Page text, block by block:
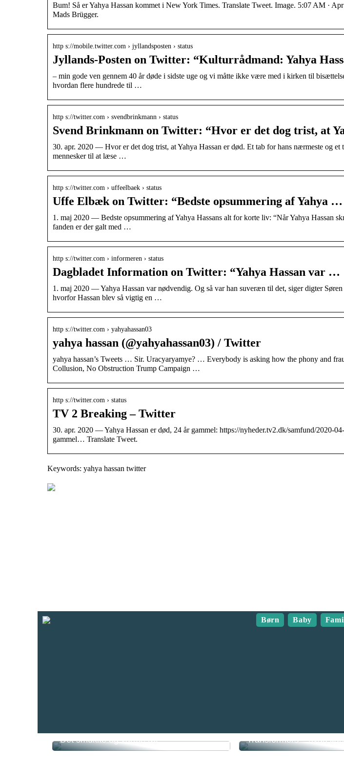
Bum! Så er Yahya Hassan kommet i New York Times. Translate Tweet. Image. 5:07 AM ·
Mads Brügger.
http s://mobile.twitter.com › jyllandsposten › status
Jyllands-Posten on Twitter: “Kulturrådmand: Yahya
– min gode ven gennem 40 år døde i sidste uge og vi måtte ikke være med i kirken til
hvordan flere hundrede til …
http s://twitter.com › svendbrinkmann › status
Svend Brinkmann on Twitter: “Hvor er det dog trist, at
30. apr. 2020 — Hvor er det dog trist, at Yahya Hassan er død. Et tab for hans nærmeste og
mennesker til at læse …
http s://twitter.com › uffeelbaek › status
Uffe Elbæk on Twitter: “Bedste opsummering af Yahya …
1. maj 2020 — Bedste opsummering af Yahya Hassans alt for korte liv: “Når Yahya Hassan
fanden er der galt med …
http s://twitter.com › informeren › status
Dagbladet Information on Twitter: “Yahya Hassan var …
1. maj 2020 — Yahya Hassan var nødvendig. Og så var han suveræn til det, siger digter
hvorfor Hassan blev så vigtig en …
http s://twitter.com › yahyahassan03
yahya hassan (@yahyahassan03) / Twitter
yahya hassan’s Tweets … Sir. Uracyaryamye? … Everybody is asking how the phony and
Collusion, No Obstruction Trump Campaign …
http s://twitter.com › status
TV 2 Breaking – Twitter
30. apr. 2020 — Yahya Hassan er død, 24 år gammel: https://nyheder.tv2.dk/samfund/2020-
gammel… Translate Tweet.
Keywords: yahya hassan twitter
Børn Baby
Det smukke og varme tøj Transformers – hvad